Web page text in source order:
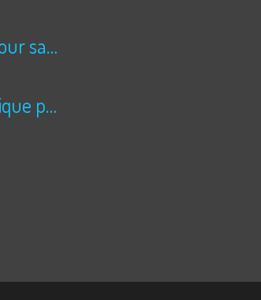
Des dorlotoirs pour sauver les abeilles sauvages....
La mer de plastique pour légumes à échelle inhumaine, à Almeria: 5 fois la superficie de Paris....